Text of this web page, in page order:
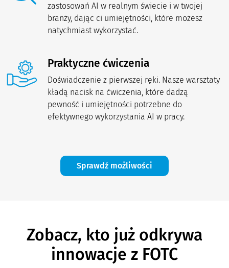
zastosowań AI w realnym świecie i w twojej
branży, dając ci umiejętności, które możesz
natychmiast wykorzystać.
Praktyczne ćwiczenia
Doświadczenie z pierwszej ręki. Nasze warsztaty
kładą nacisk na ćwiczenia, które dadzą
pewność i umiejętności potrzebne do
efektywnego wykorzystania AI w pracy.
Sprawdź możliwości
Zobacz, kto już odkrywa
innowacje z FOTC